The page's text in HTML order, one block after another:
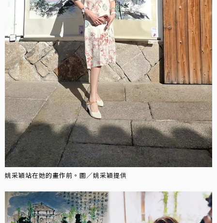
姚采穎站在她的畫作前。圖／姚采穎提供